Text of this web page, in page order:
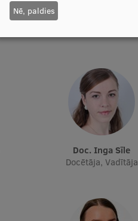
Doc. Inga Sīle
Docētāja, Vadītāja
Nē, paldies